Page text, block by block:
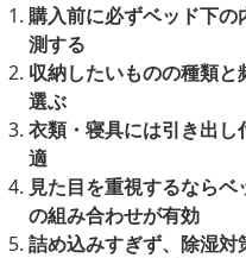
購入前に必ずベッド下
測する
収納したいものの種類
選ぶ
衣類・寝具には引き出
適
見た目を重視するなら
の組み合わせが有効
詰め込みすぎず、除湿対